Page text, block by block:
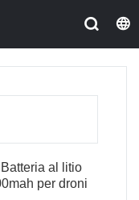
al litio
per droni